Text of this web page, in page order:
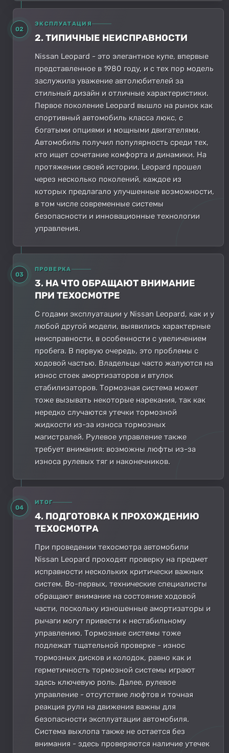
02
ЭКСПЛУАТАЦИЯ
2. ТИПИЧНЫЕ НЕИСПРАВНОСТИ
Nissan Leopard - это элегантное купе, впервые
представленное в 1980 году, и с тех пор модель
заслужила уважение автолюбителей за
стильный дизайн и отличные характеристики.
Первое поколение Leopard вышло на рынок как
спортивный автомобиль класса люкс, с
богатыми опциями и мощными двигателями.
Автомобиль получил популярность среди тех,
кто ищет сочетание комфорта и динамики. На
протяжении своей истории, Leopard прошел
через несколько поколений, каждое из
которых предлагало улучшенные возможности,
в том числе современные системы
безопасности и инновационные технологии
управления.
03
ПРОВЕРКА
3. НА ЧТО ОБРАЩАЮТ ВНИМАНИЕ
ПРИ ТЕХОСМОТРЕ
С годами эксплуатации у Nissan Leopard, как и у
любой другой модели, выявились характерные
неисправности, в особенности с увеличением
пробега. В первую очередь, это проблемы с
ходовой частью. Владельцы часто жалуются на
износ стоек амортизаторов и втулок
стабилизаторов. Тормозная система может
тоже вызывать некоторые нарекания, так как
нередко случаются утечки тормозной
жидкости из-за износа тормозных
магистралей. Рулевое управление также
требует внимания: возможны люфты из-за
износа рулевых тяг и наконечников.
04
ИТОГ
4. ПОДГОТОВКА К ПРОХОЖДЕНИЮ
ТЕХОСМОТРА
При проведении техосмотра автомобили
Nissan Leopard проходят проверку на предмет
исправности нескольких критически важных
систем. Во-первых, технические специалисты
обращают внимание на состояние ходовой
части, поскольку изношенные амортизаторы и
рычаги могут привести к нестабильному
управлению. Тормозные системы тоже
подлежат тщательной проверке - износ
тормозных дисков и колодок, равно как и
герметичность тормозной системы играют
здесь ключевую роль. Далее, рулевое
управление - отсутствие люфтов и точная
реакция руля на движения важны для
безопасности эксплуатации автомобиля.
Система выхлопа также не остается без
внимания - здесь проверяются наличие утечек